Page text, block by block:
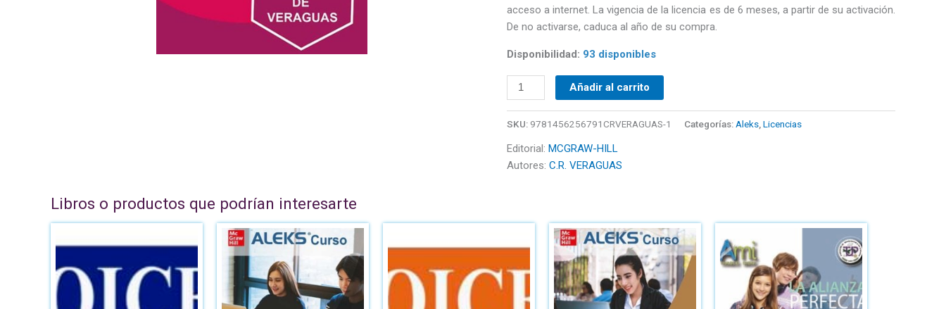
acceso a internet. La vigencia de la licencia es de 6 meses, a partir de su activación.
De no activarse, caduca al año de su compra.
Disponibilidad: 93 disponibles
Añadir al carrito
SKU: 9781456256791CRVERAGUAS-1 Categorías:Aleks,Licencias
Editorial: MCGRAW-HILL
Autores: C.R. VERAGUAS
Libros o productos que podrían interesarte